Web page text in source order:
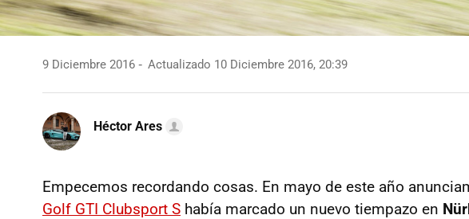
9 Diciembre 2016 Actualizado 10 Diciembre 2016, 20:39
Héctor Ares
Empecemos recordando cosas. En mayo de este año
Golf GTI Clubsport S había marcado un nuevo tiempazo en